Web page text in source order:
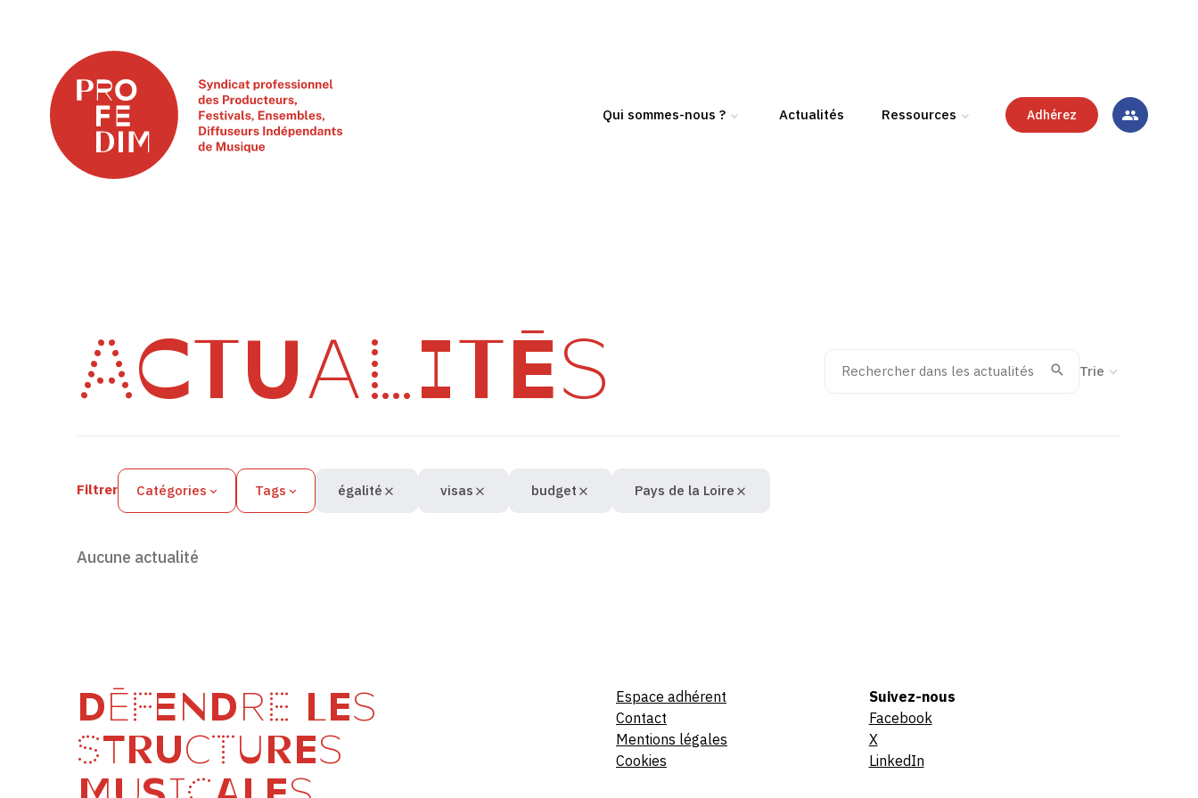
Qui sommes-nous ? Actualités Ressources Adhérez
ACTUALITÉS
Filtres des actualités
Recherche
ValiderTrier la recherche
Filtrer Catégories Tags égalité visas budget Pays de la Loire
Aucune actualité
DÉFENDRE LES
STRUCTURES
Espace adhérent
Contact
Mentions légales
Cookies
Suivez-nous
Facebook
X
LinkedIn